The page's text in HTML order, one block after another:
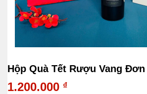
Hộp Quà Tết Rượu Vang Đơn
1.200.000 ₫